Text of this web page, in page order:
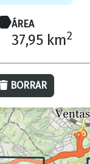
ÁREA
37,95 km2
BORRAR